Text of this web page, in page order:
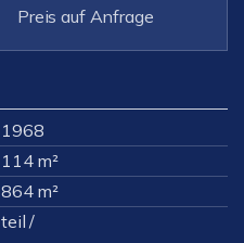
Preis auf Anfrage
1968
114 m²
864 m²
teil /